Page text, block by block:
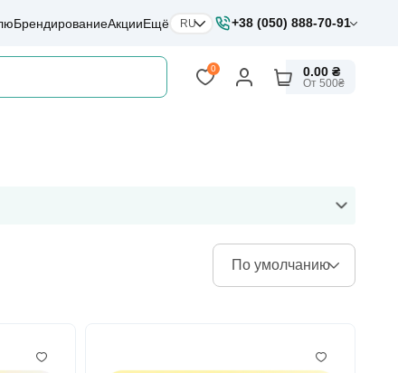
БрендированиеАкцииЕщё RU +38 (050) 888-70-91
0 0.00 ₴
От 500₴
По умолчанию